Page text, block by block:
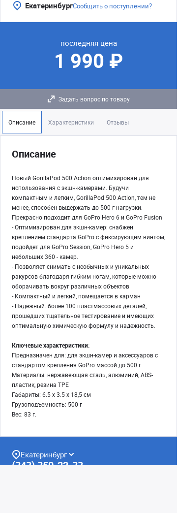
ЕкатеринбургСообщить о поступлении?
последняя цена
1 990 ₽
Задать вопрос по товару
Описание Характеристики Отзывы
Описание
Новый GorillaPod 500 Action оптимизирован для
использования с экшн-камерами. Будучи
компактным и легким, GorillaPod 500 Action, тем не
менее, способен выдержать до 500 г нагрузки.
Прекрасно подходит для GoPro Hero 6 и GoPro Fusion
- Оптимизирован для экшн-камер: снабжен
креплением стандарта GoPro с фиксирующим винтом,
подойдет для GoPro Session, GoPro Hero 5 и
небольших 360 - камер.
- Позволяет снимать с необычных и уникальных
ракурсов благодаря гибким ногам, которые можно
оборачивать вокруг различных объектов
- Компактный и легкий, помещается в карман
- Надежный: более 100 пластмассовых деталей,
прошедших тщательное тестирование и имеющих
оптимальную химическую формулу и надежность.
Ключевые характеристики:
Предназначен для: для экшн-камер и аксессуаров с
стандартом крепления GoPro массой до 500 г
Материалы: нержавеющая сталь, алюминий, ABS-
пластик, резина TPE
Габариты: 6.5 х 3.5 х 18,5 см
Грузоподъемность: 500 г
Вес: 83 г.
Екатеринбург
(343) 350-22-33